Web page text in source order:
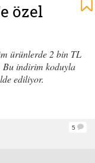
özel
ürünlerde 2 bin TL
Bu indirim koduyla
ediliyor.
5